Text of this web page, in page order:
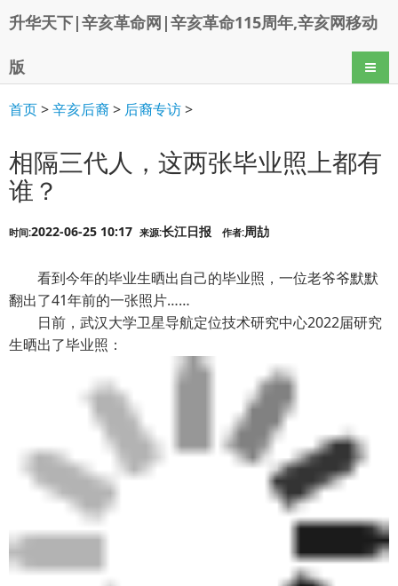
升华天下|辛亥革命网|辛亥革命115周年,辛亥网移动
版 导航
首页>辛亥后裔> 后裔专访>
相隔三代人，这两张毕业照上都有
谁？
时间:2022-06-25 10:17 来源:长江日报 作者:周劼
看到今年的毕业生晒出自己的毕业照，一位老爷爷默默
翻出了41年前的一张照片……
日前，武汉大学卫星导航定位技术研究中心2022届研究
生晒出了毕业照：